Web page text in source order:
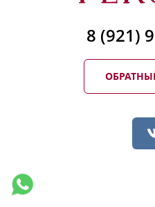
8 (921)